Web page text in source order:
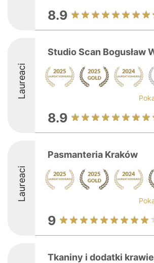
8.9
Laureaci
Studio Scan Bogusław
8.9
Laureaci
Pasmanteria Kraków
9
Tkaniny i dodatki